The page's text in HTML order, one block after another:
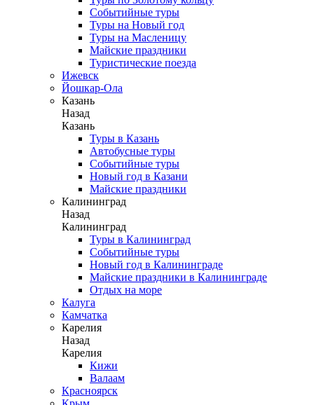
Событийные туры
Туры на Новый год
Туры на Масленицу
Майские праздники
Туристические поезда
Ижевск
Йошкар-Ола
Казань
Назад
Казань
Туры в Казань
Автобусные туры
Событийные туры
Новый год в Казани
Майские праздники
Калининград
Назад
Калининград
Туры в Калининград
Событийные туры
Новый год в Калининграде
Майские праздники в Калининграде
Отдых на море
Калуга
Камчатка
Карелия
Назад
Карелия
Кижи
Валаам
Красноярск